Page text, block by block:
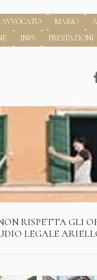
AVVOCATO MARIO
INPS PRESTAZIONI
RISPETTA GLI
LEGALE